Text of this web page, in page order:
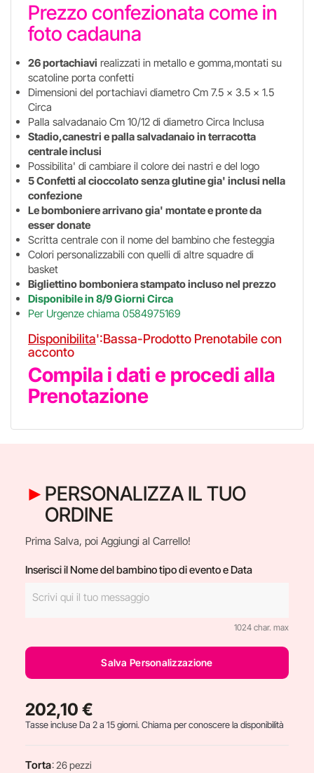
Prezzo confezionata come in
foto cadauna
26 portachiavi realizzati in metallo e gomma,montati su
scatoline porta confetti
Dimensioni del portachiavi diametro Cm 7.5 x 3.5 x 1.5
Circa
Palla salvadanaio Cm 10/12 di diametro Circa Inclusa
Stadio,canestri e palla salvadanaio in terracotta
centrale inclusi
Possibilita' di cambiare il colore dei nastri e del logo
5 Confetti al cioccolato senza glutine gia' inclusi nella
confezione
Le bomboniere arrivano gia' montate e pronte da
esser donate
Scritta centrale con il nome del bambino che festeggia
Colori personalizzabili con quelli di altre squadre di
basket
Bigliettino bomboniera stampato incluso nel prezzo
Disponibile in 8/9 Giorni Circa
Per Urgenze chiama 0584975169
Disponibilita':Bassa-Prodotto Prenotabile con
acconto
Compila i dati e procedi alla
Prenotazione
PERSONALIZZA IL TUO
ORDINE
Prima Salva, poi Aggiungi al Carrello!
Inserisci il Nome del bambino tipo di evento e Data
1024 char. max
Salva Personalizzazione
202,10 €
Tasse incluseDa 2 a 15 giorni. Chiama per conoscere la disponibilità
Torta: 26 pezzi